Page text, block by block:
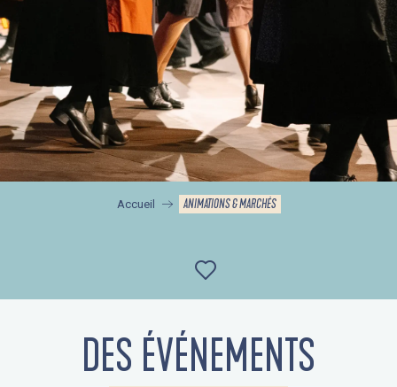
Accueil ANIMATIONS & MARCHÉS
Ajouter aux
DES ÉVÉNEMENTS